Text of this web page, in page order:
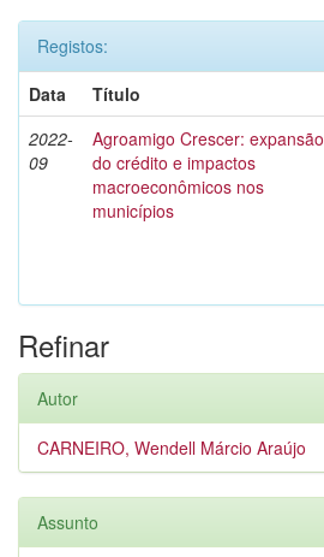
Registos:
Data
Título
2022-
09
Agroamigo Crescer: expansão
do crédito e impactos
macroeconômicos nos
municípios
Refinar
Autor
CARNEIRO, Wendell Márcio Araújo
Assunto